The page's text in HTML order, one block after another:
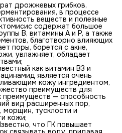
дрожжевых грибков,
в процессе
веществ и полезные
содержат большое
B, витамины A и P, а также
благотворно влияющих
поры, борется с акне,
увлажняет, обладает
как витамин B3 и
является очень
кожу ингредиентом,
преимуществ для
преимуществ — способность
вид расширенных пор,
морщин, тусклости и
кожи;
что ГК повышает